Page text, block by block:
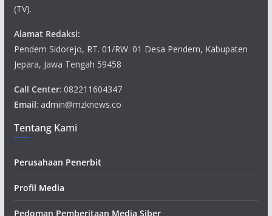
(TV).
Alamat Redaksi:
Pendem Sidorejo, RT. 01/RW. 01 Desa Pendem, Kabupaten
Jepara, Jawa Tengah 59458
Call Center: 082211604347
Email: admin@mzknews.co
Tentang Kami
Perusahaan Penerbit
Profil Media
Pedoman Pemberitaan Media Siber